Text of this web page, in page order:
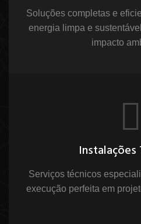
Soluções completas e
energia limpa e
impacto
Instalações
Serviços técnicos
execução perfeita em